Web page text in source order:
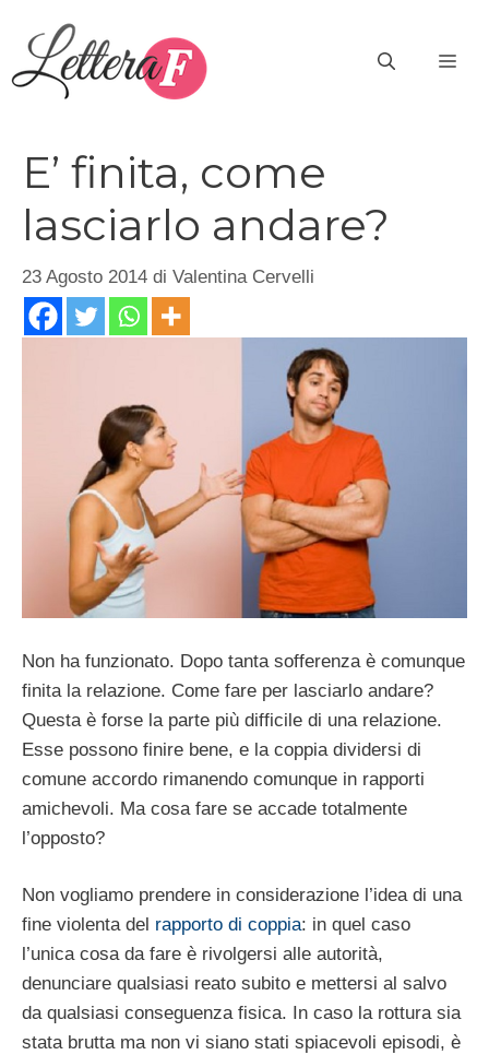
contenuto
E’ finita, come
lasciarlo andare?
23 Agosto 2014 di Valentina Cervelli
Non ha funzionato. Dopo tanta sofferenza è comunque
finita la relazione. Come fare per lasciarlo andare?
Questa è forse la parte più difficile di una relazione.
Esse possono finire bene, e la coppia dividersi di
comune accordo rimanendo comunque in rapporti
amichevoli. Ma cosa fare se accade totalmente
l’opposto?
Non vogliamo prendere in considerazione l’idea di una
fine violenta del rapporto di coppia: in quel caso
l’unica cosa da fare è rivolgersi alle autorità,
denunciare qualsiasi reato subito e mettersi al salvo
da qualsiasi conseguenza fisica. In caso la rottura sia
stata brutta ma non vi siano stati spiacevoli episodi, è